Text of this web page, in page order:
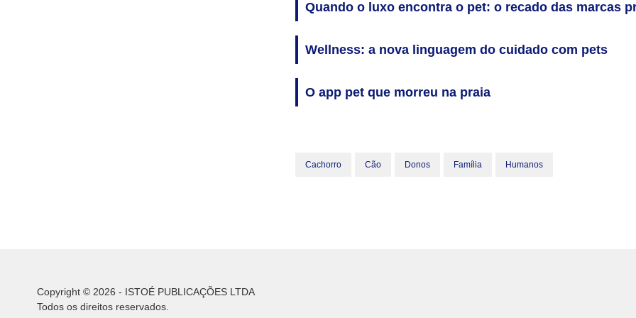
Quando o luxo encontra o pet: o recado das marcas
Wellness: a nova linguagem do cuidado com pets
O app pet que morreu na praia
Cachorro Cão Donos Família Humanos
Copyright © 2026 - ISTOÉ PUBLICAÇÕES LTDA
Todos os direitos reservados.